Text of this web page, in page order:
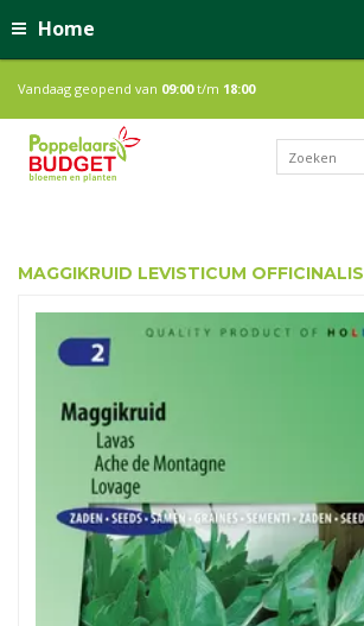
Home
Vandaag geopend van 09:00t/m 18:00
MAGGIKRUID LEVISTICUM OFFICINALIS